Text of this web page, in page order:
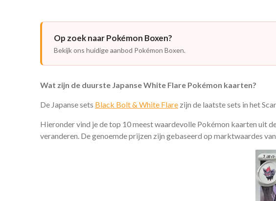
Op zoek naar Pokémon Boxen?
Bekijk ons huidige aanbod Pokémon Boxen.
Wat zijn de duurste Japanse White Flare Pokémon kaarten?
De Japanse sets Black Bolt & White Flare zijn de laatste sets in het
Hieronder vind je de top 10 meest waardevolle Pokémon kaarten uit
veranderen. De genoemde prijzen zijn gebaseerd op marktwaardes